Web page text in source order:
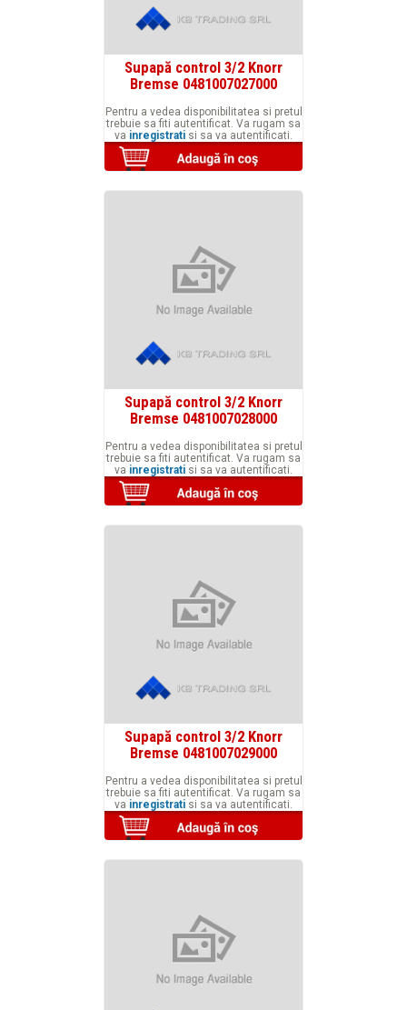
Supapă control 3/2 Knorr
Bremse 0481007027000
Pentru a vedea disponibilitatea si pretul
trebuie sa fiti autentificat. Va rugam sa
va inregistrati si sa va autentificati.
Supapă control 3/2 Knorr
Bremse 0481007028000
Pentru a vedea disponibilitatea si pretul
trebuie sa fiti autentificat. Va rugam sa
va inregistrati si sa va autentificati.
Supapă control 3/2 Knorr
Bremse 0481007029000
Pentru a vedea disponibilitatea si pretul
trebuie sa fiti autentificat. Va rugam sa
va inregistrati si sa va autentificati.